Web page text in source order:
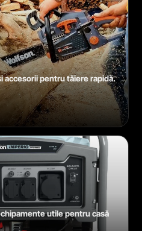
accesorii pentru tăiere rapidă.
utile pentru casă